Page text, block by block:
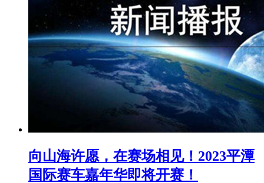
向山海许愿，在赛场相见！2023平潭
国际赛车嘉年华即将开赛！